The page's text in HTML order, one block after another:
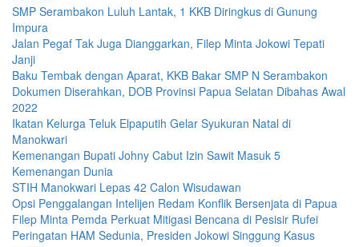
SMP Serambakon Luluh Lantak, 1 KKB Diringkus di Gunung
Impura
Jalan Pegaf Tak Juga Dianggarkan, Filep Minta Jokowi Tepati
Janji
Baku Tembak dengan Aparat, KKB Bakar SMP N Serambakon
Dokumen Diserahkan, DOB Provinsi Papua Selatan Dibahas Awal
2022
Ikatan Kelurga Teluk Elpaputih Gelar Syukuran Natal di
Manokwari
Kemenangan Bupati Johny Cabut Izin Sawit Masuk 5
Kemenangan Dunia
STIH Manokwari Lepas 42 Calon Wisudawan
Opsi Penggalangan Intelijen Redam Konflik Bersenjata di Papua
Filep Minta Pemda Perkuat Mitigasi Bencana di Pesisir Rufei
Peringatan HAM Sedunia, Presiden Jokowi Singgung Kasus